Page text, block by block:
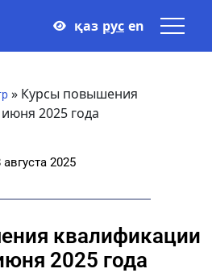
қаз рус en
» Курсы повышения
2025 года
августа 2025
квалификации
2025 года